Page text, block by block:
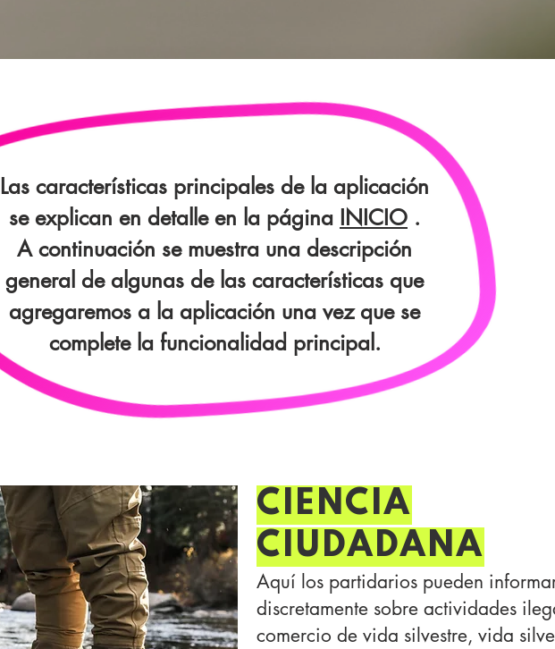
Las características principales de la aplicación
se explican en detalle en la página INICIO .
A continuación se muestra una descripción
general de algunas de las características que
agregaremos a la aplicación una vez que se
complete la funcionalidad principal.
CIENCIA
CIUDADANA
Aquí los partidarios pueden
discretamente sobre actividades
comercio de vida silvestre, vida